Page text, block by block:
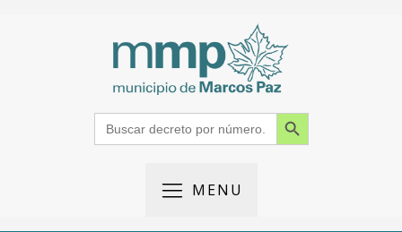
Search
for:
Search Button
MENU